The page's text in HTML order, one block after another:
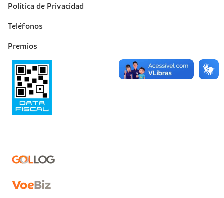
Política de Privacidad
Teléfonos
Premios